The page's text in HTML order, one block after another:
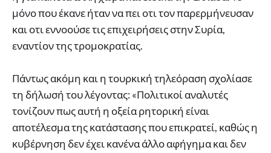
μόνο που έκανε ήταν να πει οτι τον παρερμήνευσαν
και οτι εννοούσε τις επιχειρήσεις στην Συρία,
εναντίον της τρομοκρατίας.
Πάντως ακόμη και η τουρκική τηλεόραση σχολίασε
τη δήλωσή του λέγοντας: «Πολιτικοί αναλυτές
τονίζουν πως αυτή η οξεία ρητορική είναι
αποτέλεσμα της κατάστασης που επικρατεί, καθώς η
κυβέρνηση δεν έχει κανένα άλλο αφήγημα και δεν